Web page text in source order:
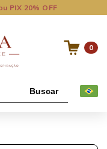
PIX 20% OFF
0
Buscar